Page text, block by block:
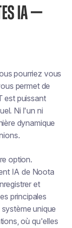
IA —
pourriez vous
permet de
est puissant
Ni l'un ni
dynamique
option.
IA de Noota
et
principales
unique
où qu'elles